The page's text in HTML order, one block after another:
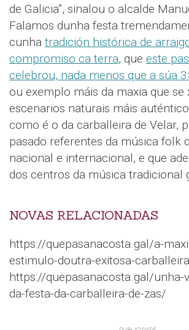
de Galicia”, sinalou o alcalde
Falamos dunha festa
cunha tradición histórica de
compromiso ca terra, que este
celebrou, nada menos que a súa
ou exemplo máis da maxia que se
escenarios naturais máis
como é o da carballeira de Velar,
pasado referentes da música folk
nacional e internacional, e que
dos centros da música tradicional
NOVAS RELACIONADAS
https://quepasanacosta.gal/a-
estimulo-doutra-exitosa-
https://quepasanacosta.gal/unha-
da-festa-da-carballeira-de-zas/